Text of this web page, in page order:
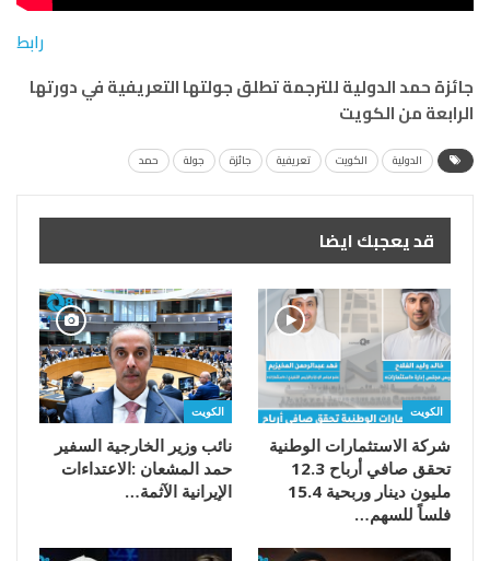
رابط
جائزة حمد الدولية للترجمة تطلق جولتها التعريفية في دورتها
الرابعة من الكويت
الدولية الكويت تعريفية جائزة جولة حمد
قد يعجبك ايضا
الكويت
شركة الاستثمارات الوطنية
تحقق صافي أرباح 12.3
مليون دينار وربحية 15.4
فلساً للسهم…
الكويت
‬الإيرانية‭ ‬الآثمة‭…